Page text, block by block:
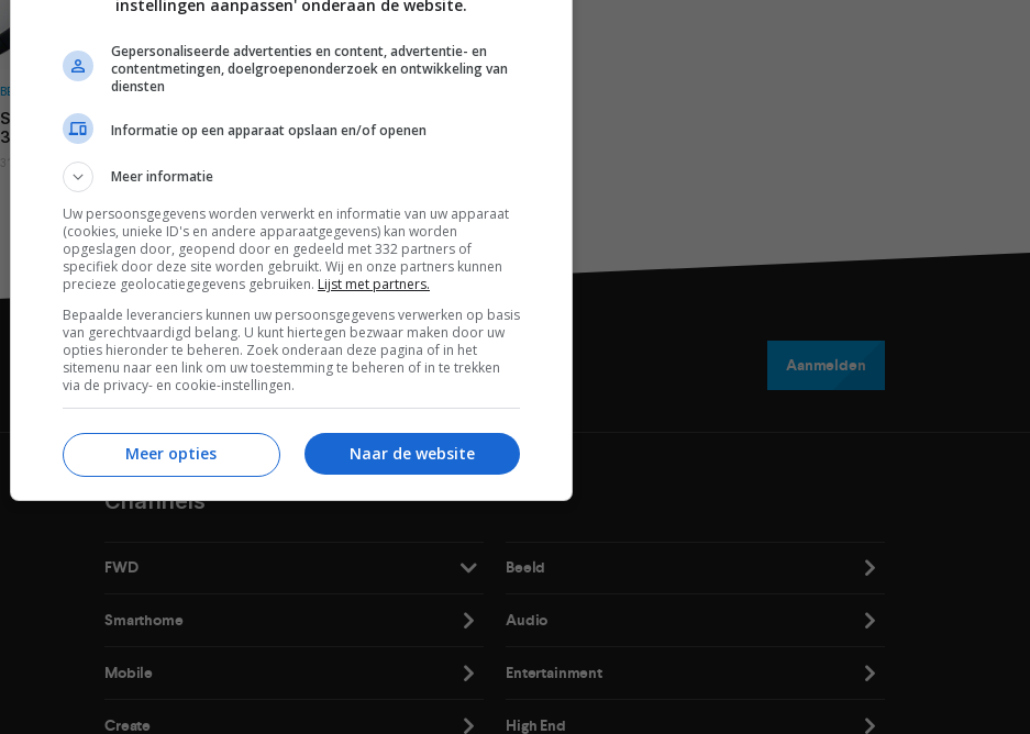
BEELD
Sony onthult de HMZ-T1 ‘Personal
3D Viewer’
31 AUGUSTUS 2011
De laatste updates in je mailbox Aanmelden
Channels
FWD Beeld
Smarthome Audio
Mobile Entertainment
Create High End
instellingen aanpassen' onderaan de website.
Gepersonaliseerde advertenties en content, advertentie- en
contentmetingen, doelgroepenonderzoek en ontwikkeling van
diensten
Informatie op een apparaat opslaan en/of openen
Meer informatie
Uw persoonsgegevens worden verwerkt en informatie van uw apparaat
(cookies, unieke ID's en andere apparaatgegevens) kan worden
opgeslagen door, geopend door en gedeeld met 332 partners of
specifiek door deze site worden gebruikt. Wij en onze partners kunnen
precieze geolocatiegegevens gebruiken. Lijst met partners.
Bepaalde leveranciers kunnen uw persoonsgegevens verwerken op basis
van gerechtvaardigd belang. U kunt hiertegen bezwaar maken door uw
opties hieronder te beheren. Zoek onderaan deze pagina of in het
sitemenu naar een link om uw toestemming te beheren of in te trekken
via de privacy- en cookie-instellingen.
Naar de website
Meer opties